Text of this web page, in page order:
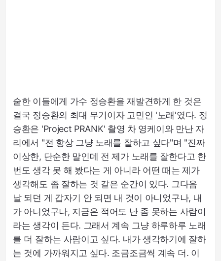
숱한 이들에게 가수 정승환을 재발견하게 한 것은
결국 정승환의 최대 무기이자 고민인 '노래'였다. 정
승환은 'Project PRANK' 촬영 차 영케이와 만난 자
리에서 "전 항상 그냥 노래를 잘하고 싶다"며 "진짜
이상한, 단순한 말인데 전 제가 노래를 잘한다고 한
번도 생각 못 해 봤다는 게 아니라 어떤 때는 제가
생각해도 좀 잘하는 것 같은 순간이 있다. 그다음
날 되던 게 갑자기 안 되면 내 것이 아니었구나, 내
가 아니었구나, 지금은 적어도 난 좀 못하는 사람이
라는 생각이 든다. 그래서 계속 그냥 하루하루 노래
를 더 잘하는 사람이고 싶다. 내가 생각하기에 잘하
는 것에 가까워지고 싶다. 조금조금씩 계속 더. 이